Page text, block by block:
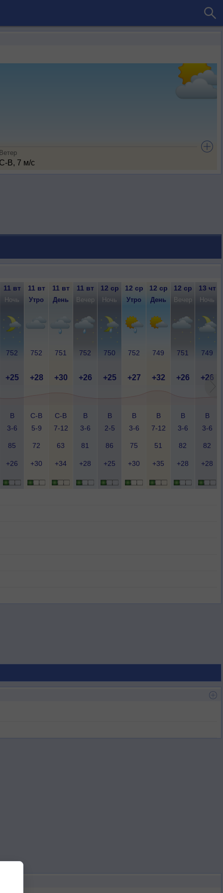
Ветер
С-В, 7 м/с
11 вт 11 вт 11 вт 11 вт 12 ср 12 ср 12 ср 12 ср 13 чт
Ночь Утро День Вечер Ночь Утро День Вечер Ночь
752 752 751 752 750 752 749 751 749
+25 +28 +30 +26 +25 +27 +32 +26 +26
В
3-6
С-В
5-9
С-В
7-12
В
3-6
В
2-5
В
3-6
В
7-12
В
3-6
В
3-6
85 72 63 81 86 75 51 82 82
+26 +30 +34 +28 +25 +30 +35 +28 +28